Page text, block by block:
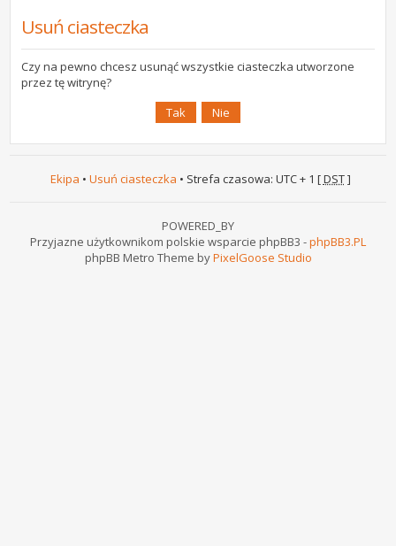
Usuń ciasteczka
Czy na pewno chcesz usunąć wszystkie ciasteczka utworzone
przez tę witrynę?
Ekipa • Usuń ciasteczka • Strefa czasowa: UTC + 1 [DST]
POWERED_BY
Przyjazne użytkownikom polskie wsparcie phpBB3 -phpBB3.PL
phpBB Metro Theme byPixelGoose Studio